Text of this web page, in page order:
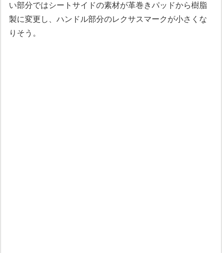
い部分ではシートサイドの素材が革巻きパッドから樹脂
製に変更し、ハンドル部分のレクサスマークが小さくな
りそう。